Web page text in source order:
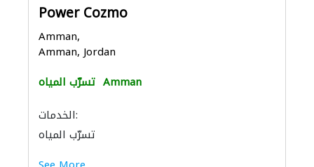
Power Cozmo
Amman,
Amman, Jordan
تسرّب المياه Amman
الخدمات:
تسرّب المياه